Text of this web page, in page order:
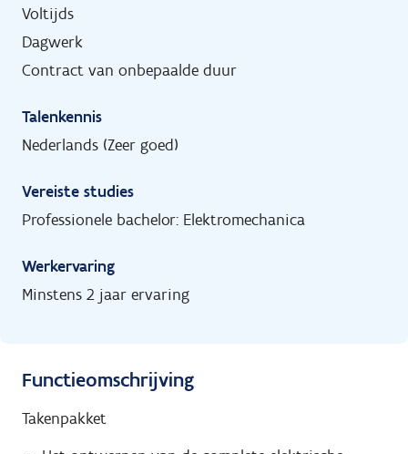
Voltijds
Dagwerk
Contract van onbepaalde duur
Talenkennis
Nederlands (Zeer goed)
Vereiste studies
Professionele bachelor: Elektromechanica
Werkervaring
Minstens 2 jaar ervaring
Functieomschrijving
Takenpakket